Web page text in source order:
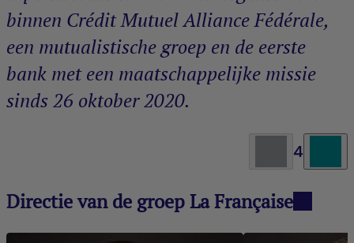
binnen Crédit Mutuel Alliance Fédérale,
een mutualistische groep en de eerste
bank met een maatschappelijke missie
sinds 26 oktober 2020.
4
Directie van de groep La Française